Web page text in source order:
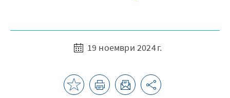
19 ноември 2024 г.